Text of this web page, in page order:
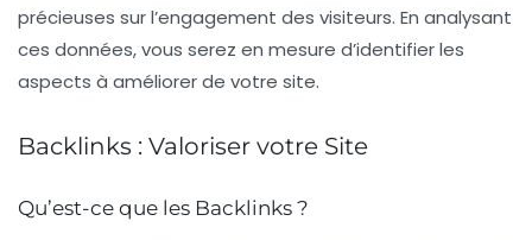
précieuses sur l’engagement des visiteurs. En analysant
ces données, vous serez en mesure d’identifier les
aspects à améliorer de votre site.
Backlinks : Valoriser votre Site
Qu’est-ce que les Backlinks ?